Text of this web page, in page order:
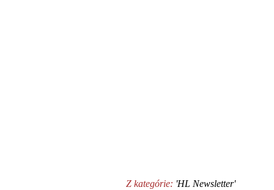
Z kategórie: 'HL Newsletter'